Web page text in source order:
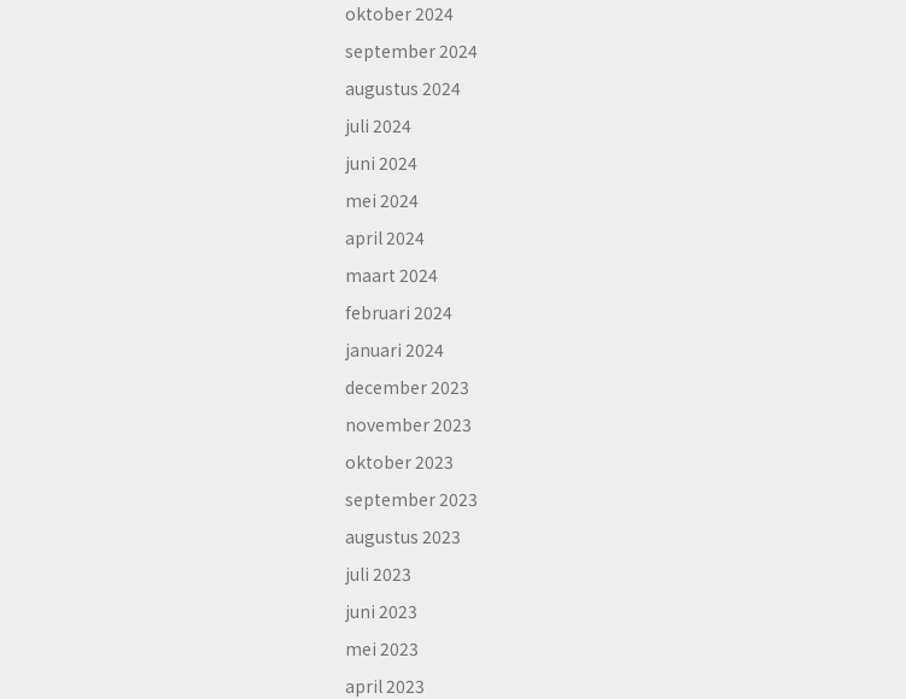
oktober 2024
september 2024
augustus 2024
juli 2024
juni 2024
mei 2024
april 2024
maart 2024
februari 2024
januari 2024
december 2023
november 2023
oktober 2023
september 2023
augustus 2023
juli 2023
juni 2023
mei 2023
april 2023